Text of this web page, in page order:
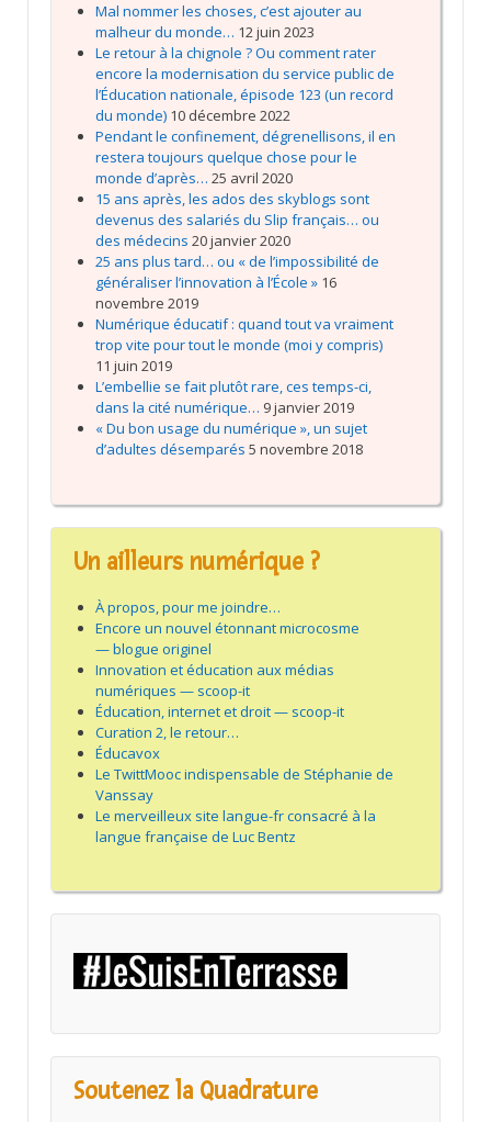
Mal nommer les choses, c’est ajouter au
malheur du monde… 12 juin 2023
Le retour à la chignole ? Ou comment rater
encore la modernisation du service public de
l’Éducation nationale, épisode 123 (un record
du monde) 10 décembre 2022
Pendant le confinement, dégrenellisons, il en
restera toujours quelque chose pour le
monde d’après… 25 avril 2020
15 ans après, les ados des skyblogs sont
devenus des salariés du Slip français… ou
des médecins 20 janvier 2020
25 ans plus tard… ou « de l’impossibilité de
généraliser l’innovation à l’École » 16
novembre 2019
Numérique éducatif : quand tout va vraiment
trop vite pour tout le monde (moi y compris)
11 juin 2019
L’embellie se fait plutôt rare, ces temps-ci,
dans la cité numérique… 9 janvier 2019
« Du bon usage du numérique », un sujet
d’adultes désemparés 5 novembre 2018
Un ailleurs numérique ?
À propos, pour me joindre…
Encore un nouvel étonnant microcosme
— blogue originel
Innovation et éducation aux médias
numériques — scoop-it
Éducation, internet et droit — scoop-it
Curation 2, le retour…
Éducavox
Le TwittMooc indispensable de Stéphanie de
Vanssay
Le merveilleux site langue-fr consacré à la
langue française de Luc Bentz
Soutenez la Quadrature